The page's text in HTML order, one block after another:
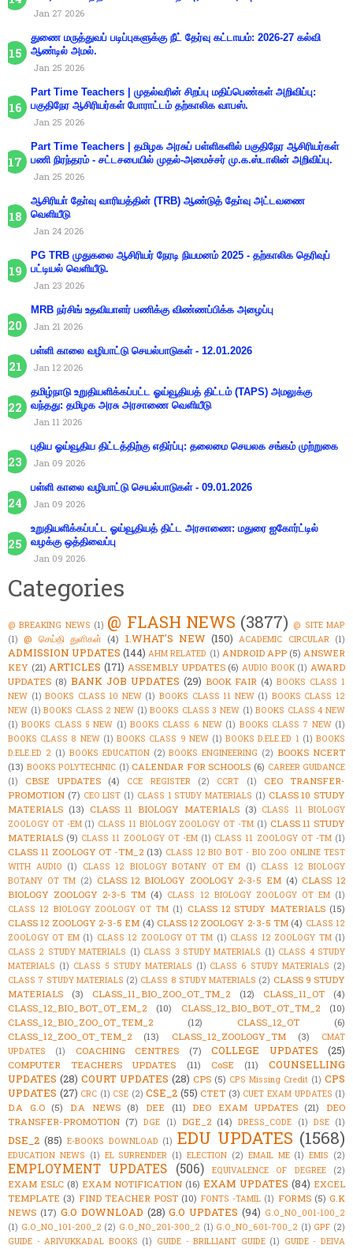
Jan 27 2026
துணை மருத்துவப் படிப்புகளுக்கு நீட் தேர்வு கட்டாயம்: 2026-27 கல்வி
ஆண்டில் அமல்.
Jan 25 2026
Part Time Teachers | முதல்வரின் சிறப்பு மதிப்பெண்கள் அறிவிப்பு:
பகுதிநேர ஆசிரியர்கள் போராட்டம் தற்காலிக வாபஸ்.
Jan 25 2026
Part Time Teachers | தமிழக அரசுப் பள்ளிகளில் பகுதிநேர ஆசிரியர்கள்
பணி நிரந்தரம் - சட்டசபையில் முதல்-அமைச்சர் மு.க.ஸ்டாலின் அறிவிப்பு.
Jan 25 2026
ஆசிரியா் தோ்வு வாரியத்தின் (TRB) ஆண்டுத் தோ்வு அட்டவணை
வெளியீடு
Jan 24 2026
PG TRB முதுகலை ஆசிரியர் நேரடி நியமனம் 2025 - தற்காலிக தெரிவுப்
பட்டியல் வெளியீடு.
Jan 23 2026
MRB நர்சிங் உதவியாளர் பணிக்கு விண்ணப்பிக்க அழைப்பு
Jan 21 2026
பள்ளி காலை வழிபாட்டு செயல்பாடுகள் - 12.01.2026
Jan 12 2026
தமிழ்நாடு உறுதியளிக்கப்பட்ட ஓய்வூதியத் திட்டம் (TAPS) அமலுக்கு
வந்தது: தமிழக அரசு அரசாணை வெளியீடு
Jan 11 2026
புதிய ஓய்வூதிய திட்டத்திற்கு எதிர்ப்பு: தலைமை செயலக சங்கம் முற்றுகை
Jan 09 2026
பள்ளி காலை வழிபாட்டு செயல்பாடுகள் - 09.01.2026
Jan 09 2026
உறுதியளிக்கப்பட்ட ஓய்வூதியத் திட்ட அரசாணை: மதுரை ஐகோர்ட்டில்
வழக்கு ஒத்திவைப்பு
Jan 09 2026
Categories
@ BREAKING NEWS (1) @ FLASH NEWS (3877) @ SITE MAP
(1) @ செய்தி துளிகள் (4) 1.WHAT'S NEW (150) ACADEMIC CIRCULAR (1)
ADMISSION UPDATES (144) AHM RELATED (1) ANDROID APP (5) ANSWER
KEY (21) ARTICLES (171) ASSEMBLY UPDATES (6) AUDIO BOOK (1) AWARD
UPDATES (8) BANK JOB UPDATES (29) BOOK FAIR (4) BOOKS CLASS 1
NEW (1) BOOKS CLASS 10 NEW (1) BOOKS CLASS 11 NEW (1) BOOKS CLASS 12
NEW (1) BOOKS CLASS 2 NEW (1) BOOKS CLASS 3 NEW (1) BOOKS CLASS 4 NEW
(1) BOOKS CLASS 5 NEW (1) BOOKS CLASS 6 NEW (1) BOOKS CLASS 7 NEW (1)
BOOKS CLASS 8 NEW (1) BOOKS CLASS 9 NEW (1) BOOKS D.ELE.ED 1 (1) BOOKS
D.ELE.ED 2 (1) BOOKS EDUCATION (2) BOOKS ENGINEERING (2) BOOKS NCERT
(13) BOOKS POLYTECHNIC (1) CALENDAR FOR SCHOOLS (6) CAREER GUIDANCE
(1)
CBSE UPDATES (4) CCE REGISTER (2) CCRT (1)
CEO TRANSFER-
PROMOTION (7) CEO LIST (1) CLASS 1 STUDY MATERIALS (1) CLASS 10 STUDY
MATERIALS (13) CLASS 11 BIOLOGY MATERIALS (3) CLASS 11 BIOLOGY
ZOOLOGY OT -EM (1) CLASS 11 BIOLOGY ZOOLOGY OT -TM (1) CLASS 11 STUDY
MATERIALS (9) CLASS 11 ZOOLOGY OT -EM (1) CLASS 11 ZOOLOGY OT -TM (1)
CLASS 11 ZOOLOGY OT -TM_2 (13) CLASS 12 BIO BOT - BIO ZOO ONLINE TEST
WITH AUDIO (1) CLASS 12 BIOLOGY BOTANY OT EM (1) CLASS 12 BIOLOGY
BOTANY OT TM (2) CLASS 12 BIOLOGY ZOOLOGY 2-3-5 EM (4) CLASS 12
BIOLOGY ZOOLOGY 2-3-5 TM (4) CLASS 12 BIOLOGY ZOOLOGY OT EM (1)
CLASS 12 BIOLOGY ZOOLOGY OT TM (1) CLASS 12 STUDY MATERIALS (15)
CLASS 12 ZOOLOGY 2-3-5 EM (4) CLASS 12 ZOOLOGY 2-3-5 TM (4) CLASS 12
ZOOLOGY OT EM (1) CLASS 12 ZOOLOGY OT TM (1) CLASS 12 ZOOLOGY TM (1)
CLASS 2 STUDY MATERIALS (1) CLASS 3 STUDY MATERIALS (1) CLASS 4 STUDY
MATERIALS (1) CLASS 5 STUDY MATERIALS (1) CLASS 6 STUDY MATERIALS (2)
CLASS 7 STUDY MATERIALS (2) CLASS 8 STUDY MATERIALS (2) CLASS 9 STUDY
MATERIALS
(3) CLASS_11_BIO_ZOO_OT_TM_2 (12) CLASS_11_OT
(4)
CLASS_12_BIO_BOT_OT_EM_2
(10) CLASS_12_BIO_BOT_OT_TM_2
(10)
CLASS_12_BIO_ZOO_OT_TEM_2
(12) CLASS_12_OT
(6)
CLASS_12_ZOO_OT_TEM_2
(13) CLASS_12_ZOOLOGY_TM (3)
CMAT
UPDATES
(1) COACHING CENTRES (7) COLLEGE UPDATES (25)
COMPUTER TEACHERS UPDATES (11) CoSE (11)
COUNSELLING
UPDATES (28) COURT UPDATES (28) CPS (5) CPS Missing Credit (1) CPS
UPDATES (27) CRC (1) CSE (2) CSE_2 (55) CTET (3) CUET EXAM UPDATES (1)
D.A G.O (5) D.A NEWS (8) DEE (11) DEO EXAM UPDATES (21)
DEO
TRANSFER-PROMOTION (7) DGE (1) DGE_2 (14) DRESS_CODE (1) DSE (1)
DSE_2 (85) E-BOOKS DOWNLOAD (1) EDU UPDATES (1568)
EDUCATION NEWS (1) EL SURRENDER (1) ELECTION (2) EMAIL ME (1) EMIS (2)
EMPLOYMENT UPDATES (506) EQUIVALENCE OF DEGREE (2)
EXAM ESLC (8) EXAM NOTIFICATION (16) EXAM UPDATES (84) EXCEL
TEMPLATE (3) FIND TEACHER POST (10) FONTS -TAMIL (1) FORMS (5) G.K
NEWS (17) G.O DOWNLOAD (28) G.O UPDATES (94) G.O_NO_001-100_2
(1) G.O_NO_101-200_2 (2) G.O_NO_201-300_2 (1) G.O_NO_601-700_2 (1) GPF (2)
GUIDE - ARIVUKKADAL BOOKS (1) GUIDE - BRILLIANT GUIDE (1) GUIDE - DEIVA